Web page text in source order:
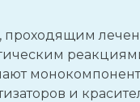
проходящим
и